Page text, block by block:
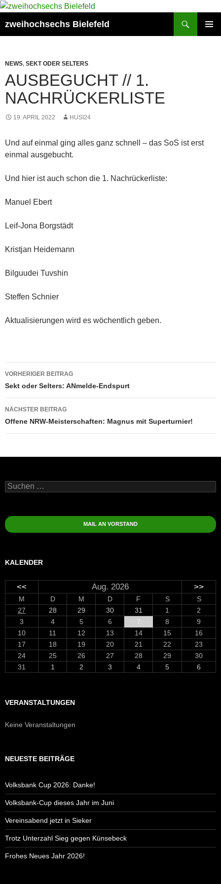
Zum
springen
zweihochsechs Bielefeld
NEWS, SEKT ODER SELTERS
AUSBEGUCHT // 1.
NACHRÜCKERLISTE
19. APRIL 2022 HUSI24
Und auf einmal ging alles ganz schnell – das SoS ist erst
einmal ausgebucht.
Und hier ist auch schon die 1. Nachrückerliste:
Manuel Ebert
Leif-Jona Borgstädt
Kristjan Heidemann
Bilguudei Tuvshin
Steffen Schnier
Aktualisierungen wird es wöchentlich geben.
Beitragsnavigation
VORHERIGER BEITRAG
Sekt oder Selters: ANmelde-Endspurt
NÄCHSTER BEITRAG
Offene NRW-Meisterschaften: Magnus mit Superturnier!
Suchen
nach:
MAIL AN VORSTAND
KALENDER
<< Aug. 2026 >>
M D M D F S
S
27
28 29 30 31 1
2
3
4 5 6 7 8
9
10
11 12 13 14 15
16
17
18 19 20 21 22
23
24
25 26 27 28 29
30
31
1 2 3 4 5 6
VERANSTALTUNGEN
Keine Veranstaltungen
NEUESTE BEITRÄGE
Volksbank Cup 2026: Danke!
Volksbank-Cup dieses Jahr im Juni
Vereinsabend jetzt in Sieker
Trotz Unterzahl Sieg gegen Künsebeck
Frohes Neues Jahr 2026!